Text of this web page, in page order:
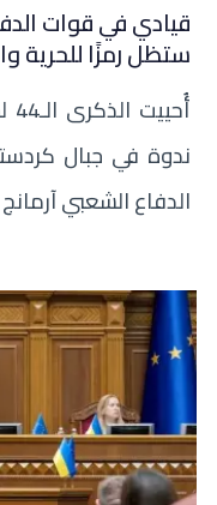
ستظل رمزًا للحرية
ندوة في جبال
الدفاع الشعبي آرمانج